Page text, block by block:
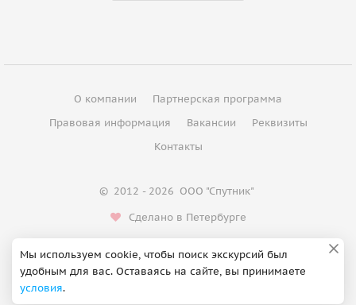
О компании
Партнерская программа
Правовая информация
Вакансии
Реквизиты
Контакты
© 2012 - 2026 ООО "Спутник"
Сделано в Петербурге
Мы используем cookie, чтобы поиск экскурсий был
удобным для вас. Оставаясь на сайте, вы принимаете
условия.